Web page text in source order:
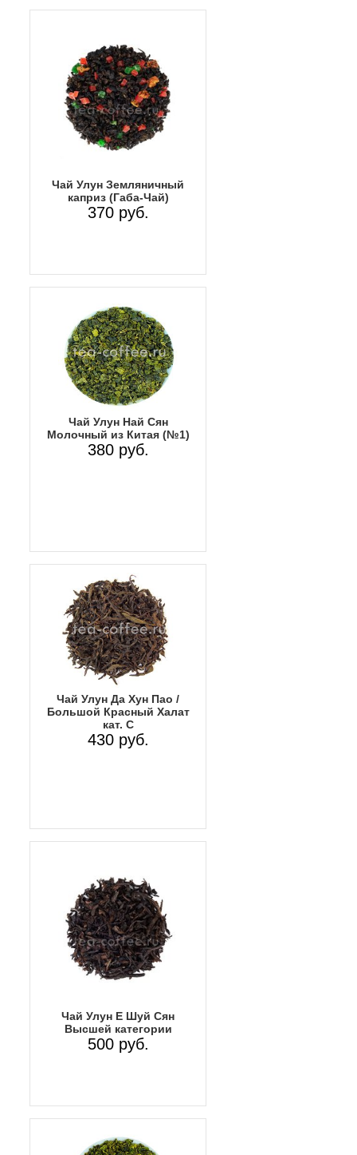
Чай Улун Земляничный
каприз (Габа-Чай)
370 руб.
Чай Улун Най Сян
Молочный из Китая (№1)
380 руб.
Чай Улун Да Хун Пао /
Большой Красный Халат
кат. С
430 руб.
Чай Улун Е Шуй Сян
Высшей категории
500 руб.